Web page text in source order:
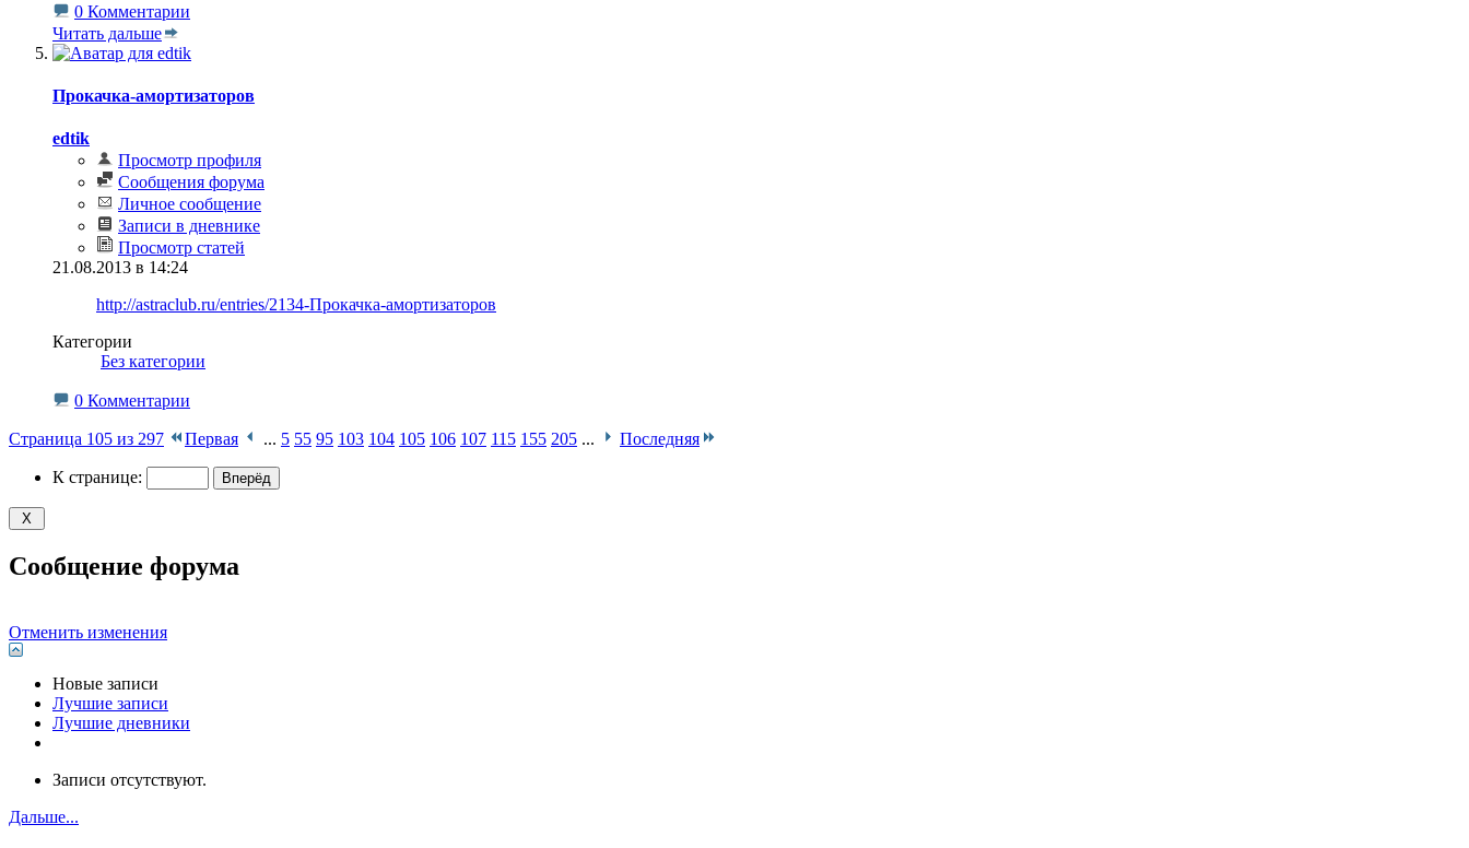
0 Комментарии
Читать дальше
Прокачка-амортизаторов
edtik
Просмотр профиля
Сообщения форума
Личное сообщение
Записи в дневнике
Просмотр статей
21.08.2013 в 14:24
http://astraclub.ru/entries/2134-Прокачка-амортизаторов
Категории
Без категории
0 Комментарии
Страница 105 из 297 Первая ... 5 55 95 103 104 105 106 107 115 155 205 ... Последняя
К странице:
Сообщение форума
Отменить изменения
Новые записи
Лучшие записи
Лучшие дневники
Записи отсутствуют.
Дальше...